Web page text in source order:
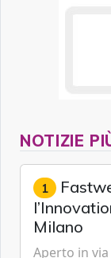
NOTIZIE
1
Milano
Aperto in